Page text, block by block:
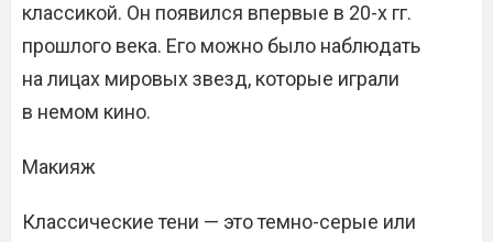
классикой. Он появился впервые в 20-х гг.
прошлого века. Его можно было наблюдать
на лицах мировых звезд, которые играли
в немом кино.
Макияж
Классические тени — это темно-серые или